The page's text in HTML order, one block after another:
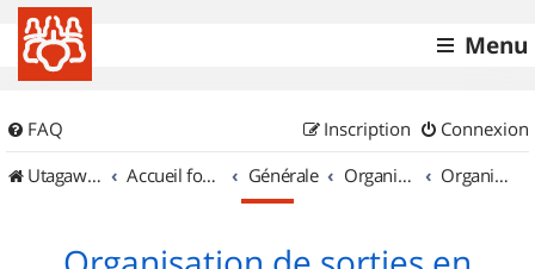
Menu
FAQ Connexion
Inscription
UtagawaVTT (Randos VTT et VTTAE avec traces GPS)
Accueil forum Générale Organisation de sorties & Recherche de partenaires Organisation de sorties en région Bourgogne